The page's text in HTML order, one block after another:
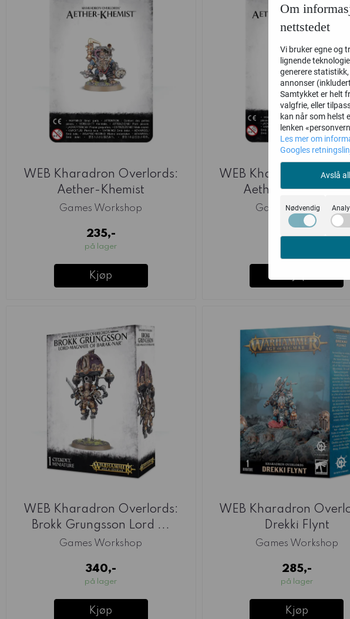
WEB Kharadron Overlords:
Aether-Khemist
Games Workshop
235,-
på lager
Kjøp
WEB Kharadron
Aetheric Navigator
Games Workshop
235,-
WEB Kharadron Overlords:
Brokk Grungsson Lord ...
Games Workshop
340,-
på lager
Kjøp
WEB Kharadron
Drekki Flynt
Games Workshop
285,-
på lager
Kjøp
Om
nettstedet
Vi bruker egne og
lignende
generere
annonser
Samtykket er helt
valgfrie, eller
kan når som helst
lenken
Les mer om
Googles
Avslå
Nødvendig